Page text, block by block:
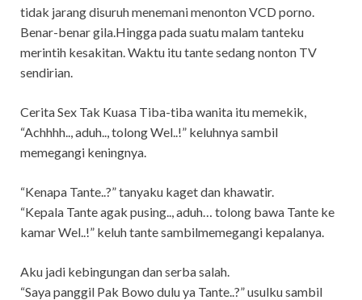
tidak jarang disuruh menemani menonton VCD porno.
Benar-benar gila.Hingga pada suatu malam tanteku
merintih kesakitan. Waktu itu tante sedang nonton TV
sendirian.
Cerita Sex Tak Kuasa Tiba-tiba wanita itu memekik,
“Achhhh.., aduh.., tolong Wel..!” keluhnya sambil
memegangi keningnya.
“Kenapa Tante..?” tanyaku kaget dan khawatir.
“Kepala Tante agak pusing.., aduh… tolong bawa Tante ke
kamar Wel..!” keluh tante sambilmemegangi kepalanya.
Aku jadi kebingungan dan serba salah.
“Saya panggil Pak Bowo dulu ya Tante..?” usulku sambil